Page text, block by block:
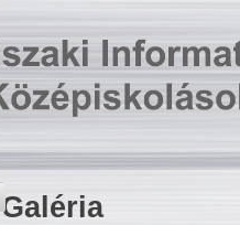
Galéria